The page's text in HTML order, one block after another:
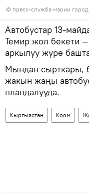
© пресс-служба мэрии
Автобустар 13-
Темир жол бекети
аркылуу жүрө
Мындан сырткары,
жакын жаңы
пландалууда.
Кыргызстан Коом